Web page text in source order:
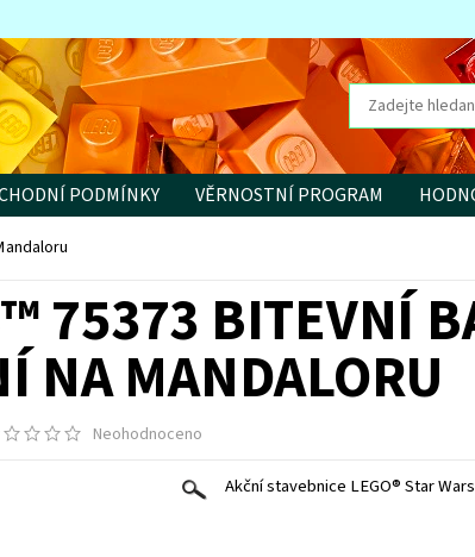
PODMÍNKY VĚRNOSTNÍ PROGRAM
75373 BITEVNÍ
NA MANDALORU
Neohodnoceno
Akční stavebnice LEGO® Star